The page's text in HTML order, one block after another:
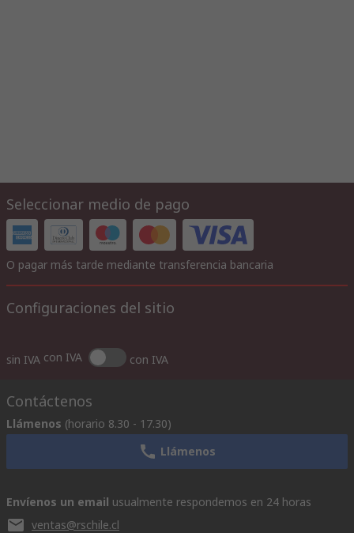
Seleccionar medio de pago
O pagar más tarde mediante transferencia bancaria
Configuraciones del sitio
sin IVA con IVA con IVA
Contáctenos
Llámenos (horario 8.30 - 17.30)
Llámenos
Envíenos un email usualmente respondemos en 24 horas
ventas@rschile.cl